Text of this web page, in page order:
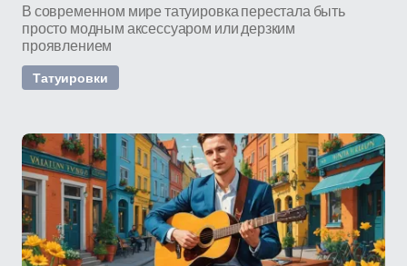
В современном мире татуировка перестала быть
просто модным аксессуаром или дерзким
проявлением
Татуировки